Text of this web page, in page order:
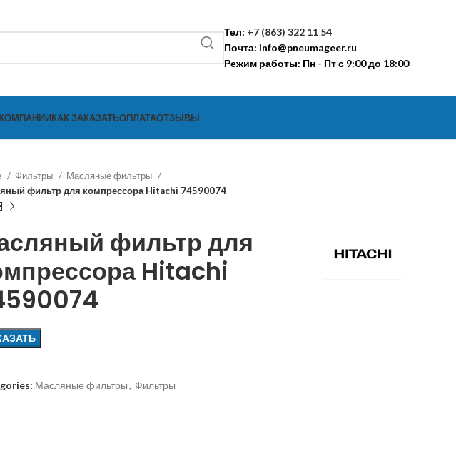
Тел: +7 (863) 322 11 54
Почта: info@pneumageer.ru
Режим работы: Пн - Пт с 9:00 до 18:00
КАК ЗАКАЗАТЬОПЛАТАОТЗЫВЫ
Фильтры
Масляные фильтры
фильтр для компрессора Hitachi 74590074
фильтр для
Hitachi
Масляные фильтры, Фильтры